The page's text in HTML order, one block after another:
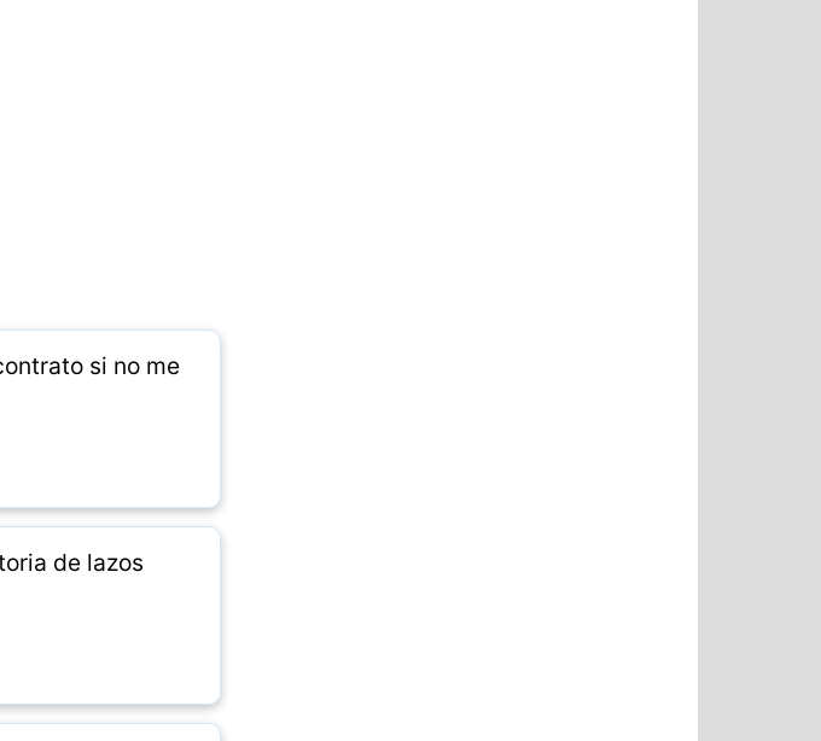
si no me
de lazos